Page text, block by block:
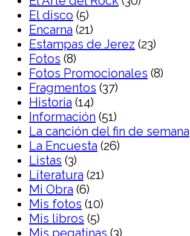
El disco (5)
Encarna (21)
Estampas de Jerez (23)
Fotos (8)
Fotos Promocionales (8)
Fragmentos (37)
Historia (14)
Información (51)
La canción del fin de semana
La Encuesta (26)
Listas (3)
Literatura (21)
Mi Obra (6)
Mis fotos (10)
Mis libros (5)
Mis pegatinas (3)